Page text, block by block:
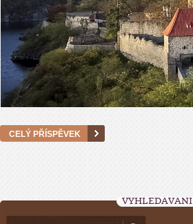
CELÝ PŘÍSPĚVEK
VYHLEDÁVÁNÍ